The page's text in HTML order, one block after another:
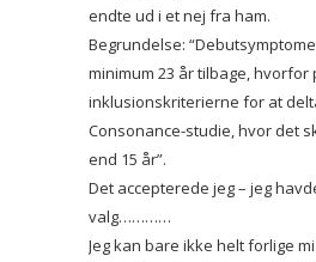
endte ud i et nej fra ham.
Begrundelse:
minimum 23 år tilbage,
inklusionskriterierne for at
Consonance-studie, hvor det
end 15 år”.
Det accepterede jeg – jeg
valg…………
Jeg kan bare ikke helt forlige